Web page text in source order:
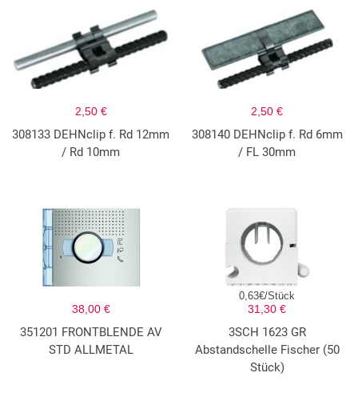
2,50 €
308133 DEHNclip f. Rd 12mm
/ Rd 10mm
2,50 €
308140 DEHNclip f. Rd 6mm
/ FL 30mm
38,00 €
351201 FRONTBLENDE AV
STD ALLMETAL
0,63€/Stück
31,30 €
3SCH 1623 GR
Abstandschelle Fischer (50
Stück)